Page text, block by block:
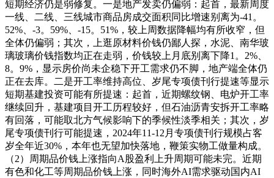
短期经济仍是弱修复。一是地产发卖仍偏弱：起首，最新周度
一线、二线、三线城市商品房成交面积同比增速别离为-41。
52%、-3。59%、-15。51%，较上周数据降幅均有所收窄，但
全体仍偏弱；其次，上逛原材料价钱仍鄙人探，水泥、南华玻
璃玻璃价钱指数均正在走弱，价钱较上月底别离下降1。2%、
8。9%，显示房价尚未企稳下开工需求仍不脚，地产端全体仍
正在去库。二是开工率维持高位、岁尾专项债刊行提速等显示
短期基建投资可能有所提速：起首，近期螺纹钢、电炉开工率
继续回升，基建项目开工历程较好，但石油沥青安拆开工率略
有回落，可能取北方气候影响下的季候性淡季相关；其次，岁
尾专项债刊行可能提速，2024年11-12月专项债刊行规模占客
岁全年近30%，本年也无望加快落地，鞭策实物工做量构成。
（2）周期品价钱上涨指向A股盈利上升周期可能未完。近期
有色和化工等周期品价钱上涨，同时海外AI需求驱动国内AI